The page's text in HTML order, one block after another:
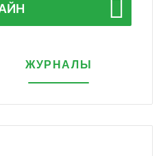
ЖУРНАЛЫ